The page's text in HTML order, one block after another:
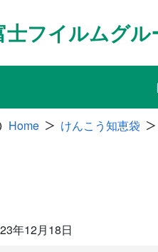
士フイルムグ
Home けんこう知恵袋
年12月18日